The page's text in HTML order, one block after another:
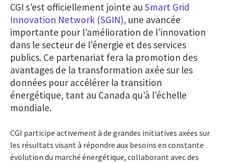
CGI s’est officiellement jointe au Smart Grid
Innovation Network (SGIN), une avancée
importante pour l’amélioration de l’innovation
dans le secteur de l’énergie et des services
publics. Ce partenariat fera la promotion des
avantages de la transformation axée sur les
données pour accélérer la transition
énergétique, tant au Canada qu’à l’échelle
mondiale.
CGI participe activement à de grandes initiatives axées sur
les résultats visant à répondre aux besoins en constante
évolution du marché énergétique, collaborant avec des